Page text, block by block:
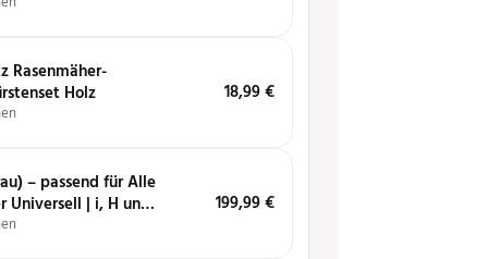
Rasenmäher-
Holz
18,99€
– passend für Alle
Universell | i, H und
199,99€